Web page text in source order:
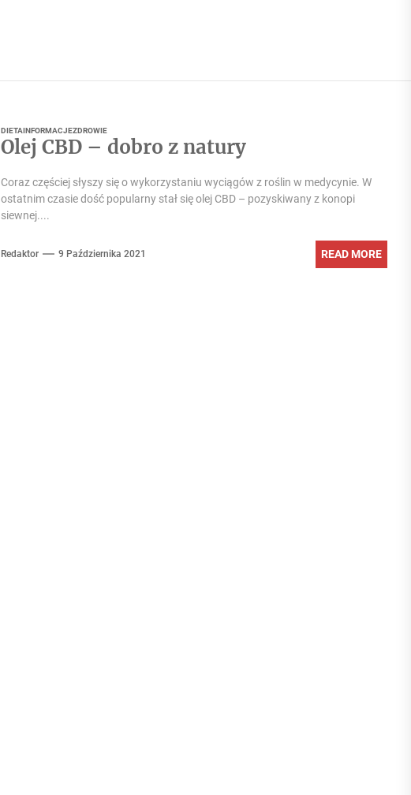
DIETAINFORMACJEZDROWIE
Olej CBD – dobro z natury
Coraz częściej słyszy się o wykorzystaniu wyciągów z roślin w medycynie. W
ostatnim czasie dość popularny stał się olej CBD – pozyskiwany z konopi
siewnej....
Redaktor 9 Października 2021 READ MORE